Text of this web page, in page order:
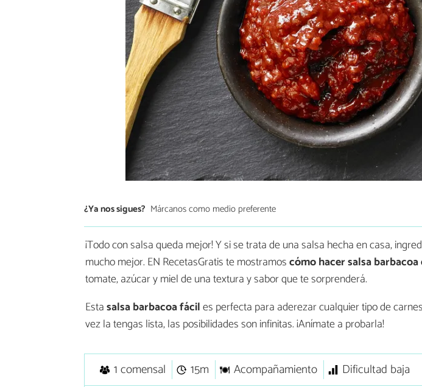
¿Ya nos sigues? Márcanos como medio preferente
¡Todo con salsa queda mejor! Y si se trata de una salsa hecha en casa,
mucho mejor. EN RecetasGratis te mostramoscómo hacersalsa barbacoa
tomate, azúcar y miel de una textura y sabor que te sorprenderá.
Estasalsa barbacoa fáciles perfecta para aderezar cualquier tipo de
vez la tengas lista, las posibilidades son infinitas. ¡Anímate a probarla!
1 comensal 15m Acompañamiento
Dificultad baja